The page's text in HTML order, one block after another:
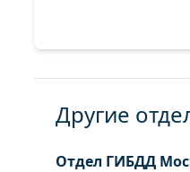
Другие
Отдел ГИБДД